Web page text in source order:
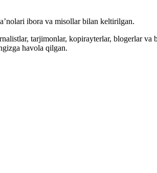
ibora va misollar bilan keltirilgan.
tarjimonlar, kopirayterlar, blogerlar
havola qilgan.